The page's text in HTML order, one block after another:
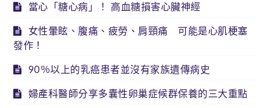
當心「糖心病」！ 高血糖損害心臟神經
女性暈眩、腹痛、疲勞、肩頸痛 可能是心肌梗塞
發作！
90％以上的乳癌患者並沒有家族遺傳病史
婦產科醫師分享多囊性卵巢症候群保養的三大重點